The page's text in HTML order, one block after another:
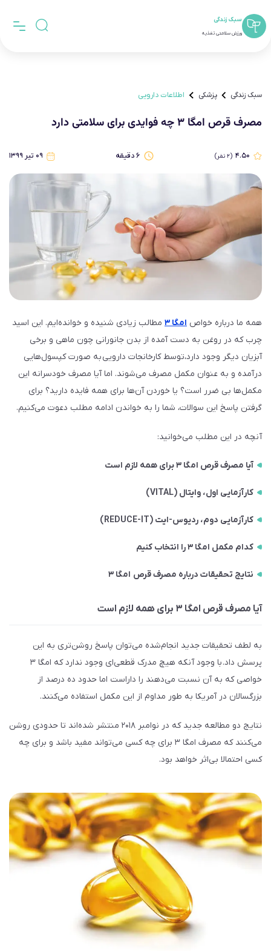
سبک زندگی
ورزش سلامتی تغذیه
سبک زندگی پزشکی اطلاعات دارویی
مصرف قرص امگا ۳ چه فوایدی برای سلامتی دارد
۴.۵۰ (۲نفر) ۶دقیقه ۰۹ تیر ۱۳۹۹
همه ما درباره خواص امگا ۳
مطالب زیادی شنیده و خوانده‌ایم. این اسید
چرب که در روغن به دست آمده از بدن جانورانی چون ماهی و برخی
آبزیان دیگر وجود دارد،توسط کارخانجات دارویی به صورت کپسول‌هایی
درآمده و به عنوان مکمل مصرف می‌شوند. اما آیا مصرف خودسرانه این
مکمل‌ها بی ضرر است؟ یا خوردن آن‌ها برای همه فایده دارید؟ برای
گرفتن پاسخ این سوالات، شما را به خواندن ادامه مطلب دعوت می‌کنیم.
آنچه در این مطلب می‌خوانید:
آیا مصرف قرص امگا ۳ برای همه لازم است
کارآزمایی اول، وایتال (VITAL)
کارآزمایی دوم، ردیوس-ایت (REDUCE-IT)
کدام مکمل امگا ۳ را انتخاب کنیم
نتایج تحقیقات درباره مصرف قرص امگا ۳
آیا مصرف قرص امگا ۳ برای همه لازم است
به لطف تحقیقات جدید انجام‌شده می‌توان پاسخ روشن‌تری به این
پرسش داد. با وجود آنکه هیچ مدرک قطعی‌ای وجود ندارد که امگا ۳
خواصی که به آن نسبت می‌دهند را داراست اما حدود ده درصد از
بزرگسالان در آمریکا به طور مداوم از این مکمل استفاده می‌کنند.
نتایج دو مطالعه جدید که در نوامبر ۲۰۱۸ منتشر شده‌اند تا حدودی روشن
می‌کنند که مصرف امگا ۳ برای چه کسی می‌تواند مفید باشد و برای چه
کسی احتمالا بی‌اثر خواهد بود.